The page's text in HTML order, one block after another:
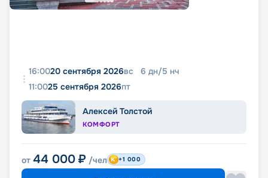
16:0020 сентября 2026вс 6 дн/5 нч
11:0025 сентября 2026пт
Алексей Толстой
КОМФОРТ
от 44 000 ₽ /чел +1 000